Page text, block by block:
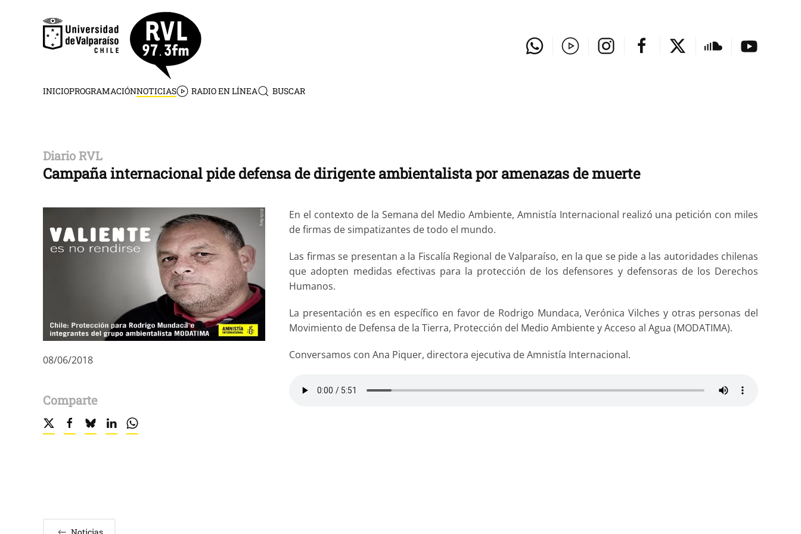
Skip to main content
INICIOPROGRAMACIÓNNOTICIAS RADIO EN LÍNEA BUSCAR
Diario RVL
Campaña internacional pide defensa de dirigente ambientalista por amenazas de muerte
08/06/2018
Comparte
En el contexto de la Semana del Medio Ambiente, Amnistía Internacional realizó una petición con miles
de firmas de simpatizantes de todo el mundo.
Las firmas se presentan a la Fiscalía Regional de Valparaíso, en la que se pide a las autoridades chilenas
que adopten medidas efectivas para la protección de los defensores y defensoras de los Derechos
Humanos.
La presentación es en específico en favor de Rodrigo Mundaca, Verónica Vilches y otras personas del
Movimiento de Defensa de la Tierra, Protección del Medio Ambiente y Acceso al Agua (MODATIMA).
Conversamos con Ana Piquer, directora ejecutiva de Amnistía Internacional.
Noticias